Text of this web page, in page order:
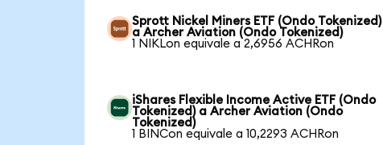
Sprott Nickel Miners ETF (Ondo Tokenized)
a Archer Aviation (Ondo Tokenized)
1 NIKLon equivale a 2,6956 ACHRon
iShares Flexible Income Active ETF (Ondo
Tokenized) a Archer Aviation (Ondo
Tokenized)
1 BINCon equivale a 10,2293 ACHRon